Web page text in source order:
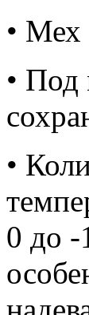
• Мех
• Под
•
0 до -